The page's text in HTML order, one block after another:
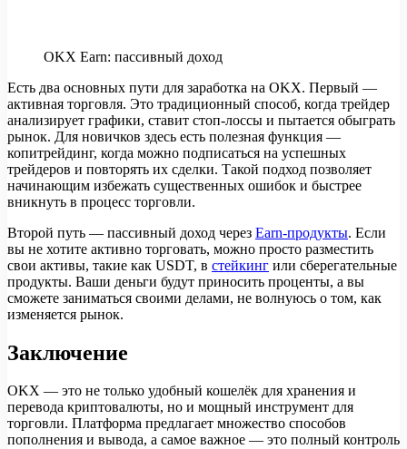
OKX Earn: пассивный доход
Есть два основных пути для заработка на OKX. Первый —
активная торговля. Это традиционный способ, когда трейдер
анализирует графики, ставит стоп-лоссы и пытается обыграть
рынок. Для новичков здесь есть полезная функция —
копитрейдинг, когда можно подписаться на успешных
трейдеров и повторять их сделки. Такой подход позволяет
начинающим избежать существенных ошибок и быстрее
вникнуть в процесс торговли.
Второй путь — пассивный доход через Earn-продукты. Если
вы не хотите активно торговать, можно просто разместить
свои активы, такие как USDT, в стейкинг или сберегательные
продукты. Ваши деньги будут приносить проценты, а вы
сможете заниматься своими делами, не волнуюсь о том, как
изменяется рынок.
Заключение
OKX — это не только удобный кошелёк для хранения и
перевода криптовалюты, но и мощный инструмент для
торговли. Платформа предлагает множество способов
пополнения и вывода, а самое важное — это полный контроль